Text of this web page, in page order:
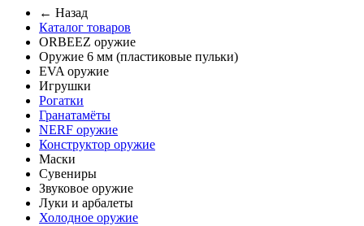
← Назад
Каталог товаров
ORBEEZ оружие
Оружие 6 мм (пластиковые пульки)
EVA оружие
Игрушки
Рогатки
Гранатамёты
NERF оружие
Конструктор оружие
Маски
Сувениры
Звуковое оружие
Луки и арбалеты
Холодное оружие